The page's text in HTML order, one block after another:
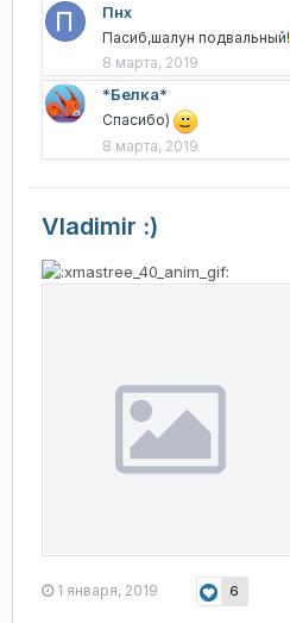
Пнх
Пасиб,шалун подвальный!
8 марта, 2019
*Белка*
Спасибо)
8 марта, 2019
Vladimir :)
1 января, 2019 6